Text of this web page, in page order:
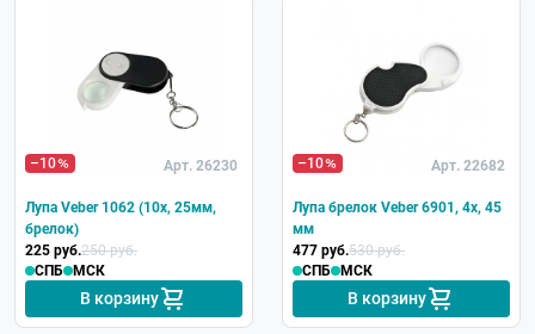
–10 Арт. 26230
Лупа Veber 1062 (10х, 25мм,
брелок)
225 руб.250 руб.
СПБ
МСК
В корзину
–10 Арт. 22682
Лупа брелок Veber 6901, 4x, 45
мм
477 руб.530 руб.
СПБ
МСК
В корзину